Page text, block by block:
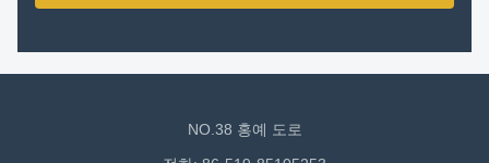
NO.38 홍예 도로